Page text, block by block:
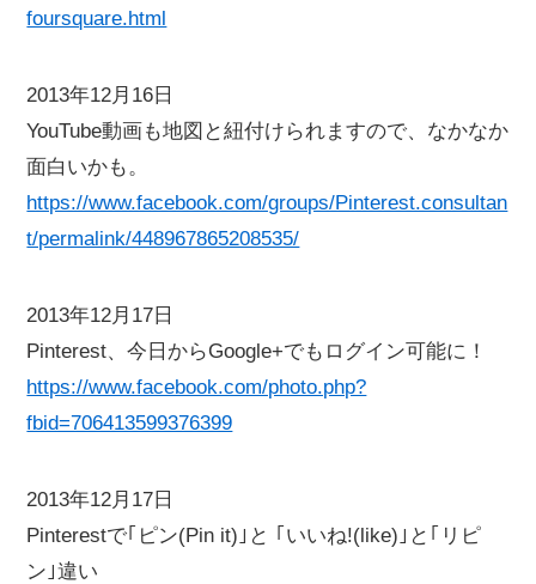
foursquare.html
2013年12月16日
YouTube動画も地図と紐付けられますので、なかなか
面白いかも。
https://www.facebook.com/groups/Pinterest.consultan
t/permalink/448967865208535/
2013年12月17日
Pinterest、今日からGoogle+でもログイン可能に！
https://www.facebook.com/photo.php?
fbid=706413599376399
2013年12月17日
Pinterestで｢ピン(Pin it)｣と ｢いいね!(like)｣と｢リピ
ン｣違い